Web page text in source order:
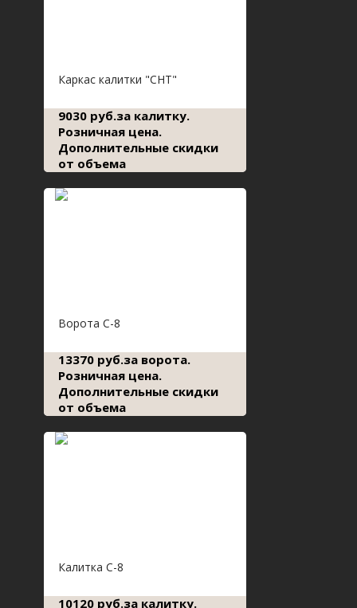
Каркас калитки "СНТ"
9030 руб.за калитку.
Розничная цена.
Дополнительные скидки
от объема
Ворота С-8
13370 руб.за ворота.
Розничная цена.
Дополнительные скидки
от объема
Калитка С-8
10120 руб.за калитку.